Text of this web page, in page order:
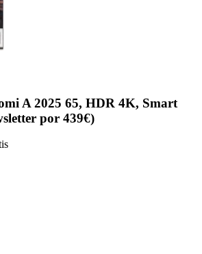
A 2025 65, HDR 4K, Smart
por 439€)